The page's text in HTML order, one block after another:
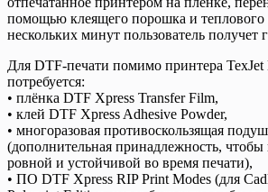
помощью клеящего порошка и теплового
нескольких минут пользователь получет
Для DTF-печати помимо принтера TexJet
потребуется:
• плёнка DTF Xpress Transfer Film,
• клей DTF Xpress Adhesive Powder,
• многоразовая противоскользящая
(дополнительная принадлежность, чтобы
ровной и устойчивой во время печати),
• ПО DTF Xpress RIP Print Modes (для